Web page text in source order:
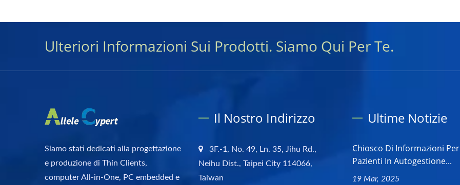
Ulteriori Informazioni Sui Prodotti. Siamo Qui Per Te.
Siamo stati dedicati alla progettazione
e produzione di Thin Clients,
computer All-in-One, PC embedded e
Il Nostro Indirizzo
3F.-1, No. 49, Ln. 35, Jihu Rd.,
Neihu Dist., Taipei City 114066,
Taiwan
Ultime Notizie
Chiosco Di Informazioni Per
Pazienti In Autogestione...
19 Mar, 2025